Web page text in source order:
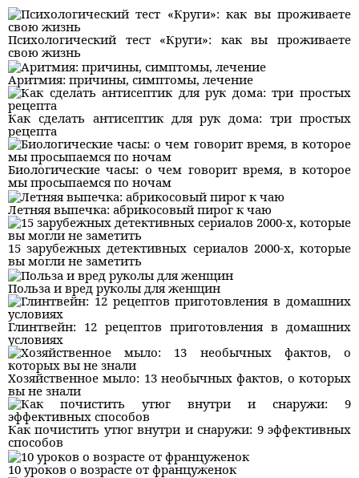
Психологический тест «Круги»: как вы проживаете
свою жизнь
Аритмия: причины, симптомы, лечение
Как сделать антисептик для рук дома: три простых
рецепта
Биологические часы: о чем говорит время, в которое
мы просыпаемся по ночам
Летняя выпечка: абрикосовый пирог к чаю
15 зарубежных детективных сериалов 2000-х, которые
вы могли не заметить
Польза и вред руколы для женщин
Глинтвейн: 12 рецептов приготовления в домашних
условиях
Хозяйственное мыло: 13 необычных фактов, о которых
вы не знали
Как почистить утюг внутри и снаружи: 9 эффективных
способов
10 уроков о возрасте от француженок